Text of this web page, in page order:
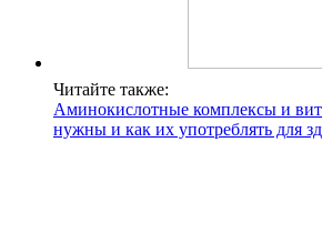
Читайте также:
Аминокислотные комплексы и
нужны и как их употреблять для